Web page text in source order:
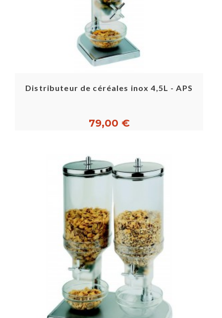
Distributeur de céréales inox 4,5L - APS
79,00 €